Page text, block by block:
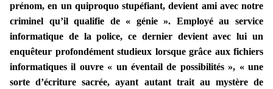
prénom, en un quiproquo stupéfiant, devient ami avec notre
criminel qu’il qualifie de « génie ». Employé au service
informatique de la police, ce dernier devient avec lui un
enquêteur profondément studieux lorsque grâce aux fichiers
informatiques il ouvre « un éventail de possibilités », « une
sorte d’écriture sacrée, ayant autant trait au mystère de